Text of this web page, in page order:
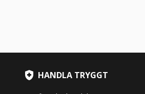
HANDLA TRYGGT